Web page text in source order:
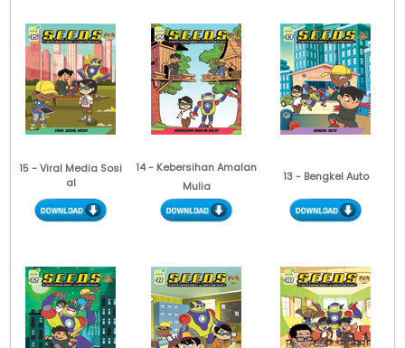
15 - Viral Media Sosi
al
14 - Kebersihan Amalan
Mulia
13 - Bengkel Auto